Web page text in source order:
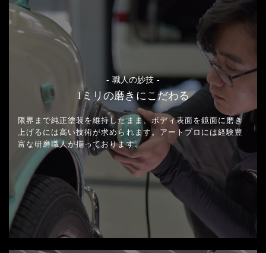
- 職人の妙技 -
1ミリの磨きにこだわる
限界まで純正塗装を維持したまま、ボディ表面を鏡面に磨き
上げるには高い技術が求められます。 アートプロには経験豊
富な研磨職人が揃っております。